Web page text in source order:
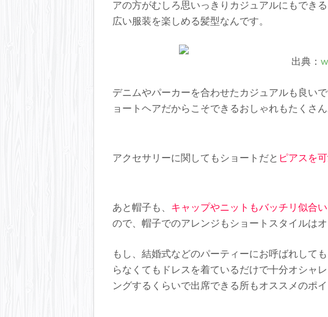
アの方がむしろ思いっきりカジュアルにもでき
広い服装を楽しめる髪型なんです。
出典：
デニムやパーカーを合わせたカジュアルも良い
ョートヘアだからこそできるおしゃれもたくさん
アクセサリーに関してもショートだと ピアスを
あと帽子も、 キャップやニットもバッチリ似合
ので、帽子でのアレンジもショートスタイルは
もし、結婚式などのパーティーにお呼ばれして
らなくてもドレスを着ているだけで十分オシャ
ングするくらいで出席できる所もオススメのポイ